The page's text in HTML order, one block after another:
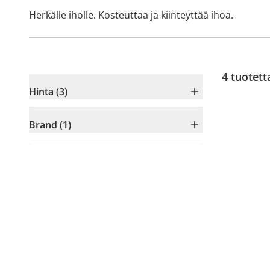
Herkälle iholle. Kosteuttaa ja kiinteyttää ihoa.
Hinta (3)
Brand (1)
4